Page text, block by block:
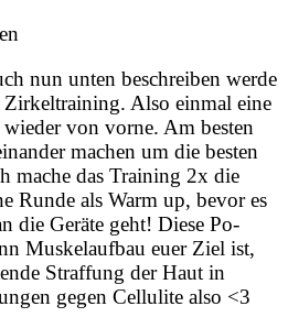
nun unten beschreiben werde
Zirkeltraining. Also einmal eine
von vorne. Am besten
machen um die besten
mache das Training 2x die
Runde als Warm up, bevor es
die Geräte geht! Diese Po-
Muskelaufbau euer Ziel ist,
Straffung der Haut in
gegen Cellulite also <3